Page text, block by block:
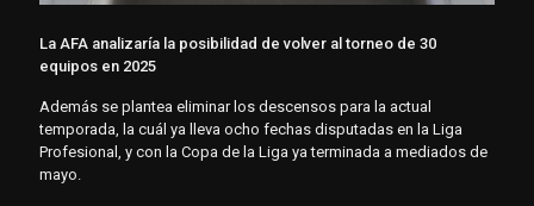
La AFA analizaría la posibilidad de volver al torneo de 30
equipos en 2025
Además se plantea eliminar los descensos para la actual
temporada, la cuál ya lleva ocho fechas disputadas en la Liga
Profesional, y con la Copa de la Liga ya terminada a mediados de
mayo.